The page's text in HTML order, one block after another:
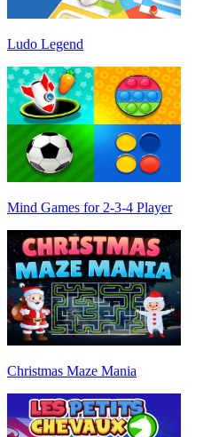
Ludo Legend
Mind Games for 2-3-4 Player
Christmas Maze Mania